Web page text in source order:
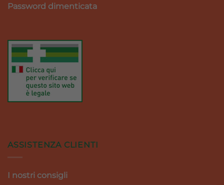
Password dimenticata
ASSISTENZA CLIENTI
I nostri consigli